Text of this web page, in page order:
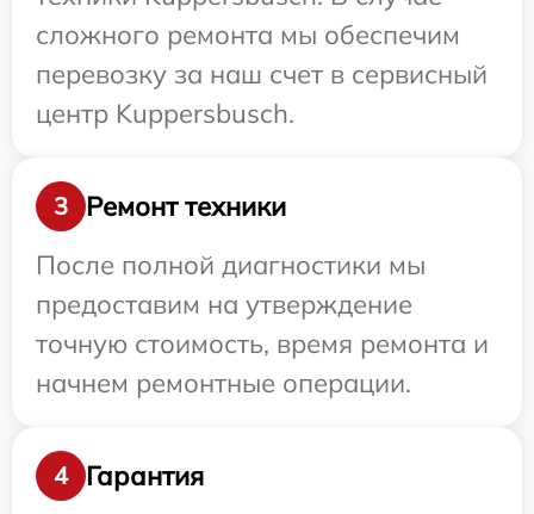
сложного ремонта мы обеспечим
перевозку за наш счет в сервисный
центр Kuppersbusch.
3
Ремонт техники
После полной диагностики мы
предоставим на утверждение
точную стоимость, время ремонта и
начнем ремонтные операции.
4
Гарантия